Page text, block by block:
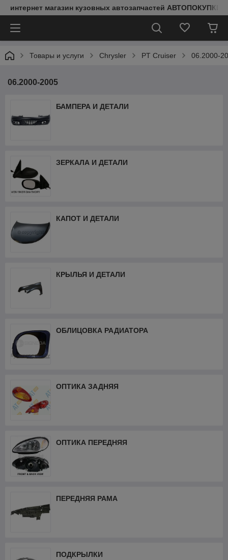
интернет магазин кузовных автозапчастей АВТОПОКУПКИ
Товары и услуги Chrysler PT Cruiser 06.2000-
06.2000-2005
БАМПЕРА И ДЕТАЛИ
ЗЕРКАЛА И ДЕТАЛИ
КАПОТ И ДЕТАЛИ
КРЫЛЬЯ И ДЕТАЛИ
ОБЛИЦОВКА РАДИАТОРА
ОПТИКА ЗАДНЯЯ
ОПТИКА ПЕРЕДНЯЯ
ПЕРЕДНЯЯ РАМА
ПОДКРЫЛКИ